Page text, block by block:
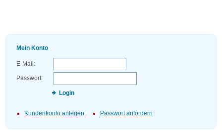
Mein Konto
E-Mail:
Passwort:
Login
Kundenkonto anlegen Passwort anfordern